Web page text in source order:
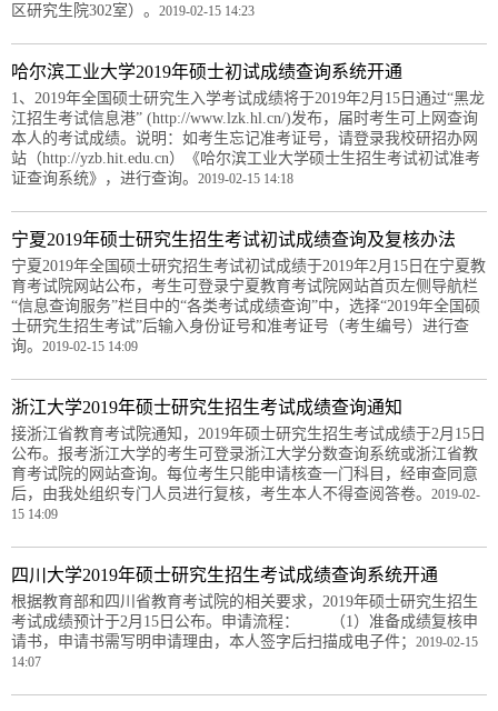
区研究生院302室）。 2019-02-15 14:23
哈尔滨工业大学2019年硕士初试成绩查询系统开通
1、2019年全国硕士研究生入学考试成绩将于2019年2月15日通过“黑龙
江招生考试信息港” (http://www.lzk.hl.cn/)发布，届时考生可上网查询
本人的考试成绩。说明：如考生忘记准考证号，请登录我校研招办网
站（http://yzb.hit.edu.cn）《哈尔滨工业大学硕士生招生考试初试准考
证查询系统》，进行查询。 2019-02-15 14:18
宁夏2019年硕士研究生招生考试初试成绩查询及复核办法
宁夏2019年全国硕士研究招生考试初试成绩于2019年2月15日在宁夏教
育考试院网站公布，考生可登录宁夏教育考试院网站首页左侧导航栏
“信息查询服务”栏目中的“各类考试成绩查询”中，选择“2019年全国硕
士研究生招生考试”后输入身份证号和准考证号（考生编号）进行查
询。 2019-02-15 14:09
浙江大学2019年硕士研究生招生考试成绩查询通知
接浙江省教育考试院通知，2019年硕士研究生招生考试成绩于2月15日
公布。报考浙江大学的考生可登录浙江大学分数查询系统或浙江省教
育考试院的网站查询。每位考生只能申请核查一门科目，经审查同意
后，由我处组织专门人员进行复核，考生本人不得查阅答卷。 2019-02-
15 14:09
四川大学2019年硕士研究生招生考试成绩查询系统开通
根据教育部和四川省教育考试院的相关要求，2019年硕士研究生招生
考试成绩预计于2月15日公布。申请流程： （1）准备成绩复核申
请书，申请书需写明申请理由，本人签字后扫描成电子件； 2019-02-15
14:07